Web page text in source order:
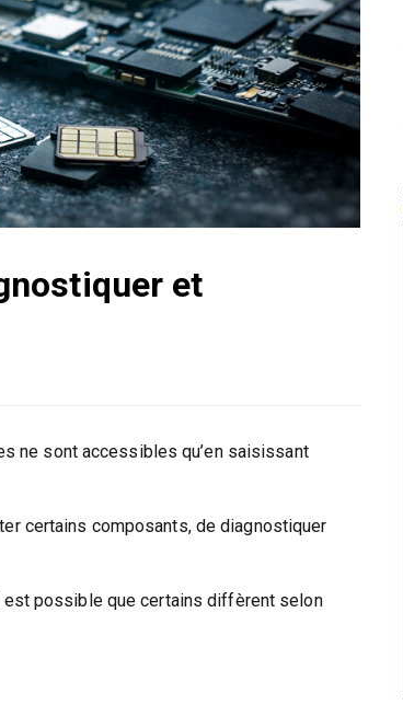
et
ne sont accessibles qu’en saisissant
certains composants, de diagnostiquer
est possible que certains diffèrent selon